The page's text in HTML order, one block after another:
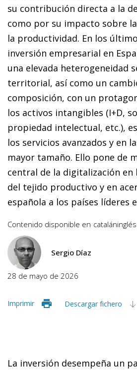
su contribución directa a la
como por su impacto sobre
la productividad. En los
inversión empresarial en
una elevada heterogeneidad
territorial, así como un
composición, con un
los activos intangibles (I+D,
propiedad intelectual, etc.),
los servicios avanzados y en
mayor tamaño. Ello pone de
central de la digitalización
del tejido productivo y en
española a los países líderes
Contenido disponible en cataláninglés
Sergio Díaz
28 de mayo de 2026
Imprimir Descargar fichero
La inversión desempeña un